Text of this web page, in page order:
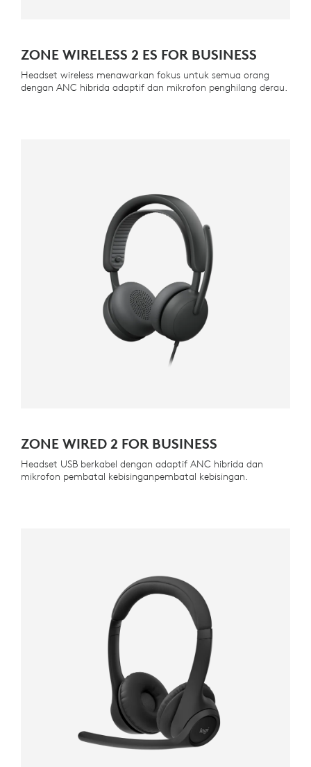
ZONE WIRELESS 2 ES FOR BUSINESS
Headset wireless menawarkan fokus untuk semua orang
dengan ANC hibrida adaptif dan mikrofon penghilang derau.
ZONE WIRED 2 FOR BUSINESS
Headset USB berkabel dengan adaptif ANC hibrida dan
mikrofon pembatal kebisinganpembatal kebisingan.